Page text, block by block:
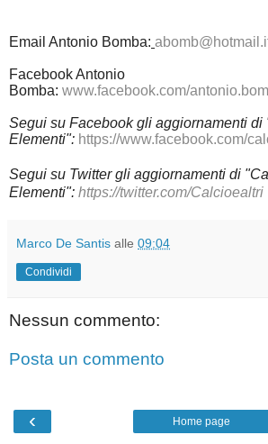
Email Antonio Bomba:
Facebook Antonio
Bomba: www.facebook.com/
Segui su Facebook gli aggiornamenti di
Elementi": https://www.facebook.com/
Segui su Twitter gli aggiornamenti di
Elementi": https://twitter.com/Calcioealtri
Marco De Santis alle 09:04
Condividi
Nessun commento:
Posta un commento
‹ Home page